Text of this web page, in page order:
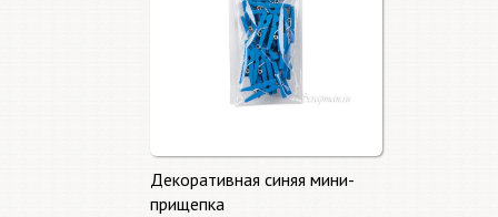
Декоративная синяя мини-
прищепка